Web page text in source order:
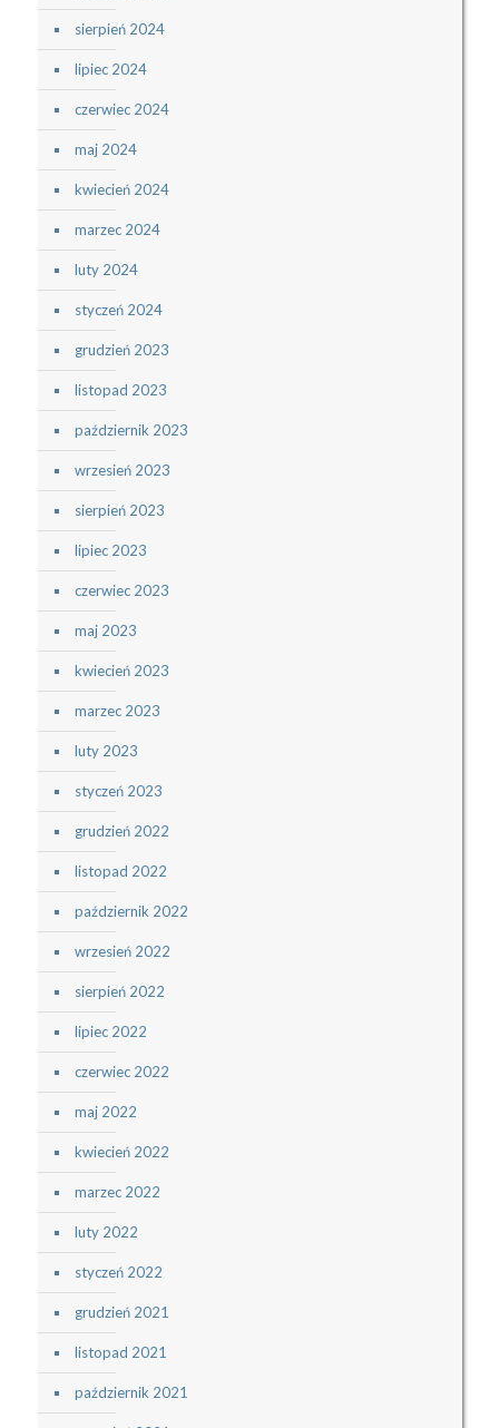
sierpień 2024
lipiec 2024
czerwiec 2024
maj 2024
kwiecień 2024
marzec 2024
luty 2024
styczeń 2024
grudzień 2023
listopad 2023
październik 2023
wrzesień 2023
sierpień 2023
lipiec 2023
czerwiec 2023
maj 2023
kwiecień 2023
marzec 2023
luty 2023
styczeń 2023
grudzień 2022
listopad 2022
październik 2022
wrzesień 2022
sierpień 2022
lipiec 2022
czerwiec 2022
maj 2022
kwiecień 2022
marzec 2022
luty 2022
styczeń 2022
grudzień 2021
listopad 2021
październik 2021